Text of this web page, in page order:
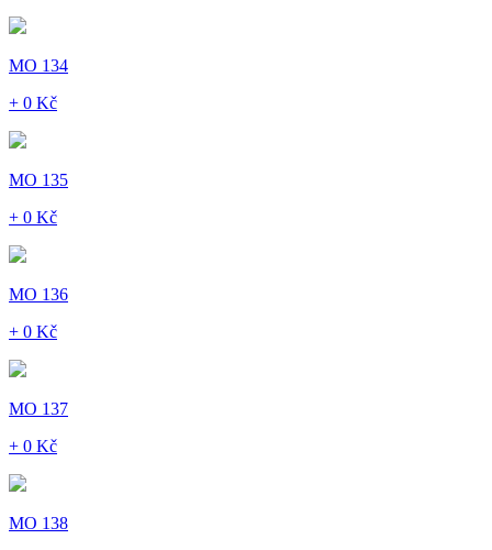
MO 134
+ 0 Kč
MO 135
+ 0 Kč
MO 136
+ 0 Kč
MO 137
+ 0 Kč
MO 138